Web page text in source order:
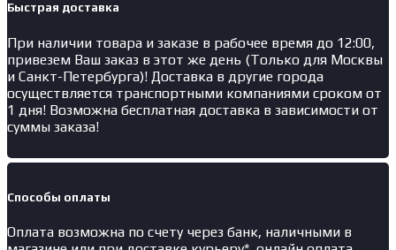
Быстрая доставка
При наличии товара и заказе в рабочее время до 12:00,
привезем Ваш заказ в этот же день (Только для Москвы
и Санкт-Петербурга)! Доставка в другие города
осуществляется транспортными компаниями сроком от
1 дня! Возможна бесплатная доставка в зависимости от
суммы заказа!
Способы оплаты
Оплата возможна по счету через банк, наличными в